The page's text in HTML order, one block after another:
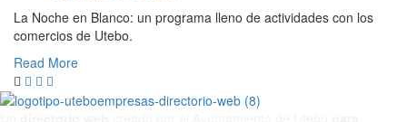
La Noche en Blanco: un programa lleno de actividades con los
comercios de Utebo.
Read More